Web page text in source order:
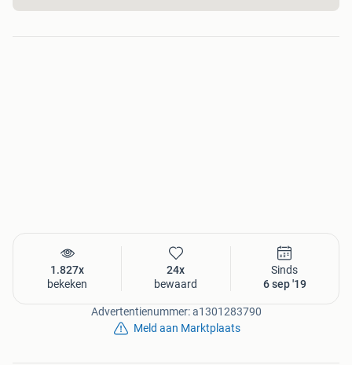
1.827x
bekeken
24x
bewaard
Sinds
6 sep '19
Advertentienummer: a1301283790
Meld aan Marktplaats